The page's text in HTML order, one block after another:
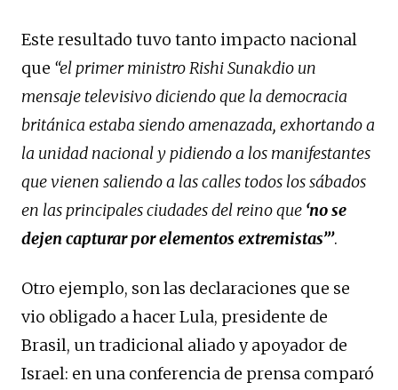
Este resultado tuvo tanto impacto nacional
que “el primer ministro Rishi Sunakdio un
mensaje televisivo diciendo que la democracia
británica estaba siendo amenazada, exhortando a
la unidad nacional y pidiendo a los manifestantes
que vienen saliendo a las calles todos los sábados
en las principales ciudades del reino que ‘no se
dejen capturar por elementos extremistas”’.
Otro ejemplo, son las declaraciones que se
vio obligado a hacer Lula, presidente de
Brasil, un tradicional aliado y apoyador de
Israel: en una conferencia de prensa comparó